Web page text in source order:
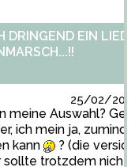
DRINGEND EIN LIED
25/02/
meine Auswahl?
ich mein ja,
kann
? (die
sollte trotzdem nicht